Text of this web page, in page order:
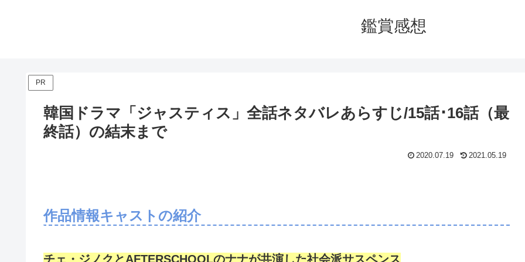
鑑賞感想
PR
韓国ドラマ「ジャスティス」全話ネタバレあらすじ/15話･16話（最
終話）の結末まで
2020.07.19 2021.05.19
作品情報キャストの紹介
チェ・ジノクとAFTERSCHOOLのナナが共演した社会派サスペンス